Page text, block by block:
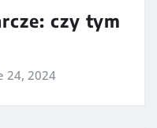
czy tym
24, 2024